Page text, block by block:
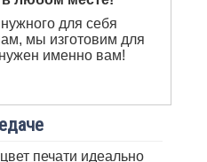
для себя
мы изготовим для
именно вам!
печати идеально